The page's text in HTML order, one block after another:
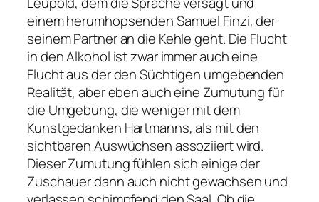
einem herumhopsenden Samuel Finzi, der
seinem Partner an die Kehle geht. Die Flucht
in den Alkohol ist zwar immer auch eine
Flucht aus der den Süchtigen umgebenden
Realität, aber eben auch eine Zumutung für
die Umgebung, die weniger mit dem
Kunstgedanken Hartmanns, als mit den
sichtbaren Auswüchsen assoziiert wird.
Dieser Zumutung fühlen sich einige der
Zuschauer dann auch nicht gewachsen und